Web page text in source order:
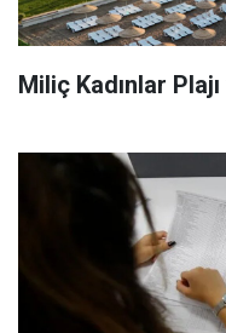
Miliç Kadınlar